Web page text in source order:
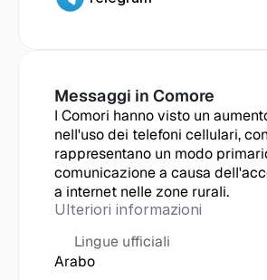
Messaggi in Comore
I Comori hanno visto un
nell'uso dei telefoni cellulari,
rappresentano un modo
comunicazione a causa
a internet nelle zone rurali.
Ulteriori informazioni
Lingue ufficiali
Arabo